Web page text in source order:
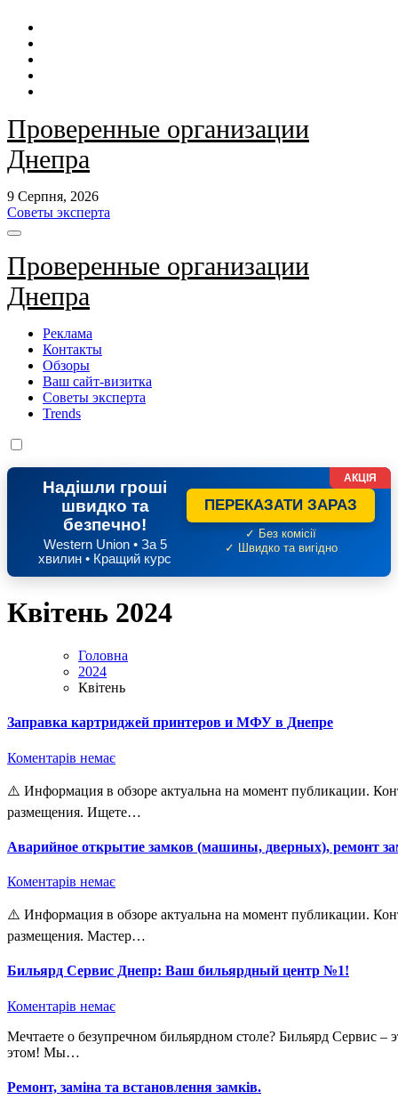
Перейти
контенту
Проверенные организации
Днепра
9 Серпня, 2026
Советы эксперта
Проверенные организации
Днепра
Реклама
Контакты
Обзоры
Ваш сайт-визитка
Советы эксперта
Trends
Надішли гроші
швидко та
безпечно!
Western Union • За 5
хвилин • Кращий курс
ПЕРЕКАЗАТИ ЗАРАЗ
✓ Без комісії
✓ Швидко та вигідно
АКЦІЯ
Квітень 2024
Головна
2024
Квітень
Заправка картриджей принтеров и МФУ в Днепре
Коментарів немає
⚠️ Информация в обзоре актуальна на момент публикации. Контактные данные удалены в связи с окончанием срока
размещения. Ищете…
Аварийное открытие замков (машины, дверных), ремонт
Коментарів немає
⚠️ Информация в обзоре актуальна на момент публикации. Контактные данные удалены в связи с окончанием срока
размещения. Мастер…
Бильярд Сервис Днепр: Ваш бильярдный центр №1!
Коментарів немає
Мечтаете о безупречном бильярдном столе? Бильярд Сервис – это команда опытных мастеров, которые помогут вам в
этом! Мы…
Ремонт, заміна та встановлення замків.